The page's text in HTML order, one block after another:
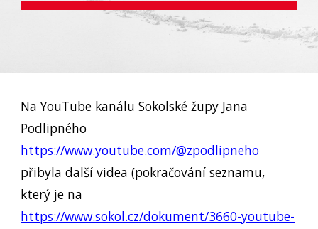
Na YouTube kanálu Sokolské župy Jana
Podlipného
https://www.youtube.com/@zpodlipneho
přibyla další videa (pokračování seznamu,
který je na
https://www.sokol.cz/dokument/3660-youtube-